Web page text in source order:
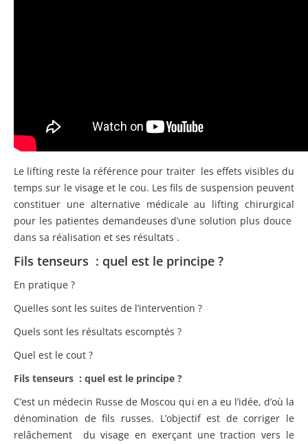
Le lifting reste la référence pour traiter les effets visibles du
temps sur le visage et le cou. Les fils de suspension peuvent
constituer une alternative médicale au lifting chirurgical
pour les patientes demandeuses d’une solution plus douce
dans sa réalisation et ses résultats .
Fils tenseurs : quel est le principe ?
En pratique ?
Quelles sont les suites de l’intervention ?
Quels sont les résultats escomptés ?
Quel est le cout ?
Fils tenseurs : quel est le principe ?
C’est un médecin Russe de Moscou qui en a eu l’idée, d’où la
dénomination de fils russes. L’objectif est de corriger le
relâchement du visage en exerçant une traction vers le